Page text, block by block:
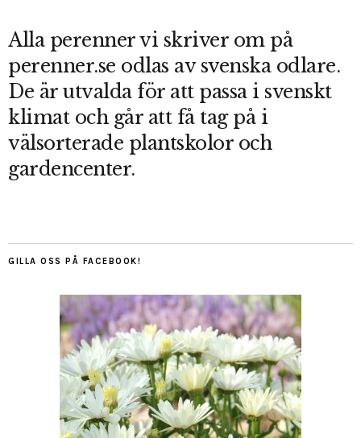
Alla perenner vi skriver om på
perenner.se odlas av svenska odlare.
De är utvalda för att passa i svenskt
klimat och går att få tag på i
välsorterade plantskolor och
gardencenter.
GILLA OSS PÅ FACEBOOK!